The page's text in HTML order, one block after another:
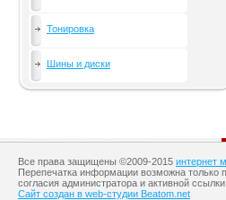
Тонировка
Шины и диски
Все права защищены ©2009-2015 интернет
Перепечатка информации возможна только
согласия администратора и активной
Сайт создан в web-студии Beatom.net